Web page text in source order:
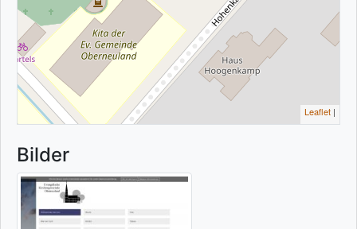
Leaflet |
Bilder